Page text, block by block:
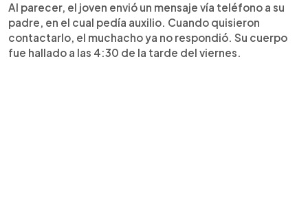
Al parecer, el joven envió un mensaje vía teléfono a su
padre, en el cual pedía auxilio. Cuando quisieron
contactarlo, el muchacho ya no respondió. Su cuerpo
fue hallado a las 4:30 de la tarde del viernes.